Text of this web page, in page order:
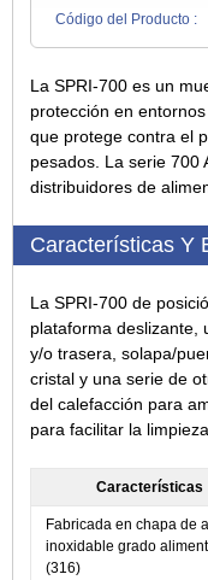
Código del Producto :
La SPRI-700 es un
protección en
que protege contra el
pesados. La serie 700
distribuidores de
Características Y
La SPRI-700 de
plataforma deslizante,
y/o trasera, solapa/
cristal y una serie de
del calefacción para
para facilitar la
Características
Fabricada en chapa de
inoxidable grado
(316)